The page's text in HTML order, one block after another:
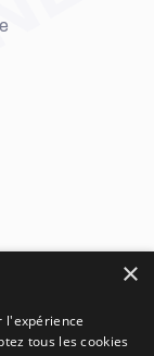
×
l'expérience
tous les cookies